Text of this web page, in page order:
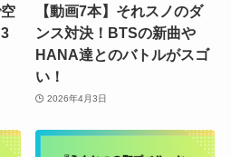
【動画7本】それスノのダ
ンス対決！BTSの新曲や
HANA達とのバトルがスゴ
い！
2026年4月3日